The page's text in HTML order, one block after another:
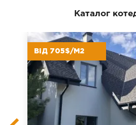
Каталог
ВІД 705$/М2